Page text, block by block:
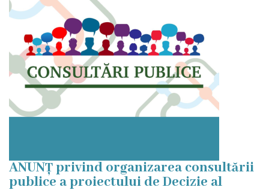
Eliberarea
autorizațiilor
Modele
de
cereri
Video
ANUNȚ privind organizarea consultării
publice a proiectului de Decizie al